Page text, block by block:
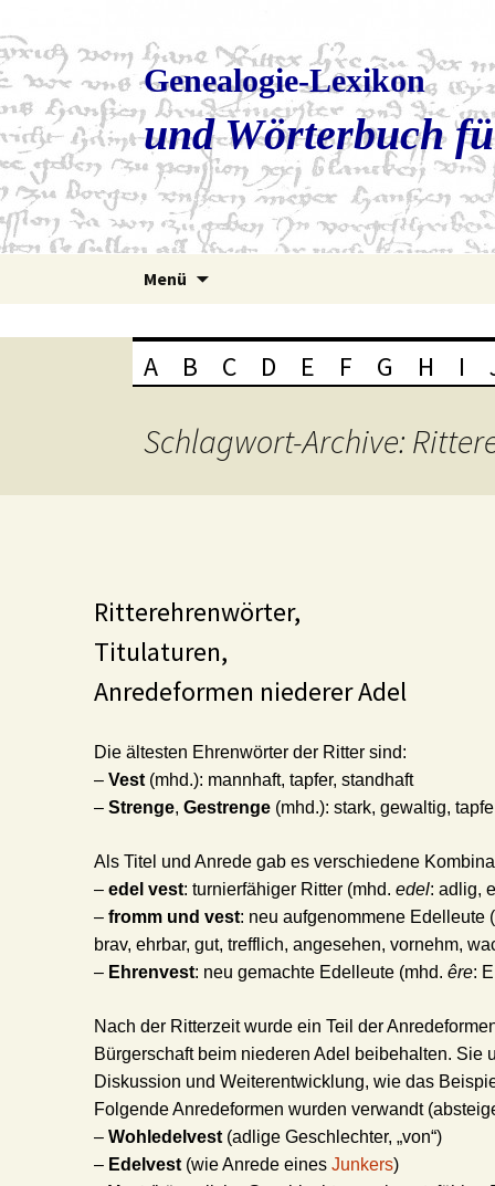
Genealogie-Lexikon
und Wörterbuch
Menü
A B C D E F G H I
Schlagwort-Archive:
Ritterehrenwörter,
Titulaturen,
Anredeformen niederer Adel
Die ältesten Ehrenwörter der Ritter sind:
– Vest (mhd.): mannhaft, tapfer, standhaft
– Strenge, Gestrenge (mhd.): stark, gewaltig,
Als Titel und Anrede gab es verschiedene
– edel vest: turnierfähiger Ritter (mhd. edel: adlig,
– fromm und vest: neu aufgenommene Edelleute
brav, ehrbar, gut, trefflich, angesehen, vornehm,
– Ehrenvest: neu gemachte Edelleute (mhd. êre:
Nach der Ritterzeit wurde ein Teil der
Bürgerschaft beim niederen Adel beibehalten. Sie
Diskussion und Weiterentwicklung, wie das
Folgende Anredeformen wurden verwandt
– Wohledelvest (adlige Geschlechter, „von“)
– Edelvest (wie Anrede eines Junkers)